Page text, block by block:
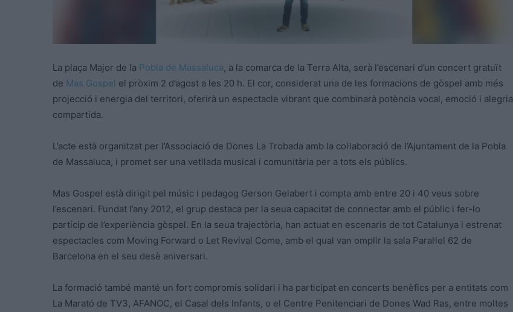
La plaça Major de la Pobla de Massaluca, a la comarca de la Terra Alta, serà l’escenari d’un concert gratuït
de Mas Gospel el pròxim 2 d’agost a les 20 h. El cor, considerat una de les formacions de gòspel amb més
projecció i energia del territori, oferirà un espectacle vibrant que combinarà potència vocal, emoció i alegria
compartida.
L’acte està organitzat per l’Associació de Dones La Trobada amb la col·laboració de l’Ajuntament de la Pobla
de Massaluca, i promet ser una vetllada musical i comunitària per a tots els públics.
Mas Gospel està dirigit pel músic i pedagog Gerson Gelabert i compta amb entre 20 i 40 veus sobre
l’escenari. Fundat l’any 2012, el grup destaca per la seua capacitat de connectar amb el públic i fer-lo
partícip de l’experiència gòspel. En la seua trajectòria, han actuat en escenaris de tot Catalunya i estrenat
espectacles com Moving Forward o Let Revival Come, amb el qual van omplir la sala Paral·lel 62 de
Barcelona en el seu desè aniversari.
La formació també manté un fort compromís solidari i ha participat en concerts benèfics per a entitats com
La Marató de TV3, AFANOC, el Casal dels Infants, o el Centre Penitenciari de Dones Wad Ras, entre moltes